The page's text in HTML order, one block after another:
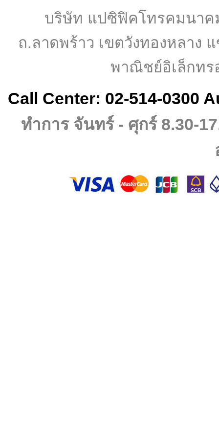
บริษัท แปซิฟิคโทรคมนาค
ถ.ลาดพร้าว เขตวังทองหลาง
พาณิชย์อิเล็กท
Call Center: 02-514-0300
ทำการ จันทร์ - ศุกร์ 8.30-